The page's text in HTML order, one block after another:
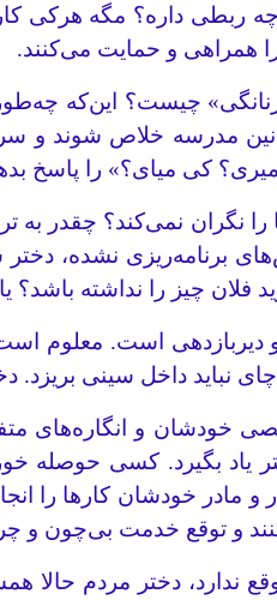
داره؟ مگه هرکی کار
همراهی و حمایت می‌کنند.
چیست؟ این‌که
مدرسه خلاص شوند و
کی میای؟» را پاسخ
را نگران نمی‌کند؟ چقدر
برنامه‌ریزی نشده، دختر
چیز را نداشته باشد؟
دیربازدهی است. معلوم
نباید داخل سینی
خودشان و انگاره‌های
یاد بگیرد. کسی حوصله
و مادر خودشان کارها
و توقع خدمت بی‌چون و چرا
ندارد، دختر مردم حالا